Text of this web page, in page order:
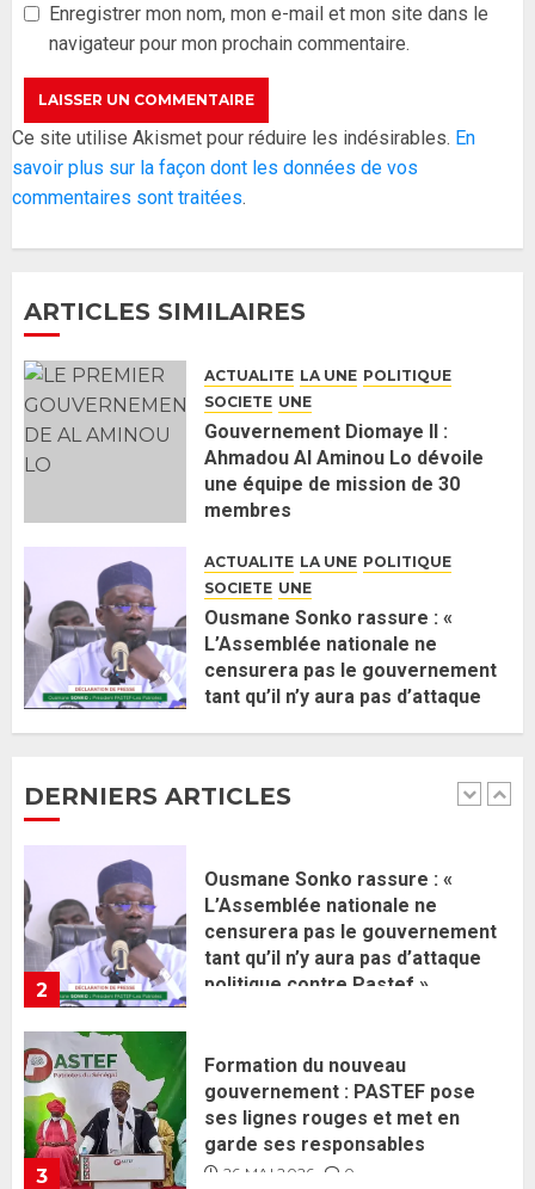
Enregistrer mon nom, mon e-mail et mon site dans le
navigateur pour mon prochain commentaire.
Ce site utilise Akismet pour réduire les indésirables. En
savoir plus sur la façon dont les données de vos
commentaires sont traitées.
ARTICLES SIMILAIRES
ACTUALITE LA UNE POLITIQUE
SOCIETE UNE
Gouvernement Diomaye II :
Ahmadou Al Aminou Lo dévoile
une équipe de mission de 30
membres
ACTUALITE LA UNE POLITIQUE
SOCIETE UNE
Ousmane Sonko rassure : «
L’Assemblée nationale ne
censurera pas le gouvernement
tant qu’il n’y aura pas d’attaque
DERNIERS ARTICLES
garde ses responsables
26 MAI 2026 0
4
Réintégration de Sonko à
l’Assemblée nationale : Adji
Mergane Kanouté défend la
5
Guy Marius Sagna inquiet après la
J’espère me tromper »
26 MAI 2026
1
Gouvernement Diomaye II :
une équipe de mission de 30
membres
2 JUIN 2026 0
2
Ousmane Sonko rassure : «
politique contre Pastef »
3
Formation du nouveau
gouvernement : PASTEF pose
ses lignes rouges et met en
garde ses responsables
26 MAI 2026 0
4
Réintégration de Sonko à
l’Assemblée nationale : Adji
Mergane Kanouté défend la
majorité parlementaire
26 MAI 2026 0